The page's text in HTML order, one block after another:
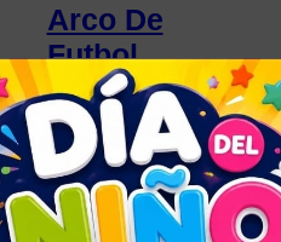
Arco De
Futbol
Metal Con
Red Adulto
Y Niños
182 X 122
Cm